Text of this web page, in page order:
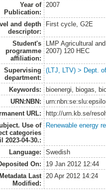
Year of
Publication:
2007
and depth
descriptor:
First cycle, G2E
Student's
programme
affiliation:
LMP Agricultural
2007) 120 HEC
Supervising
department:
(LTJ, LTV) > Dept.
Keywords:
bioenergi, biogas,
URN:NBN:
URL:
http://urn.kb.se/
Use of
categories
2023-04-30.:
Renewable energy
Language:
Swedish
On:
19 Jan 2012 12:44
Metadata Last
Modified:
20 Apr 2012 14:24